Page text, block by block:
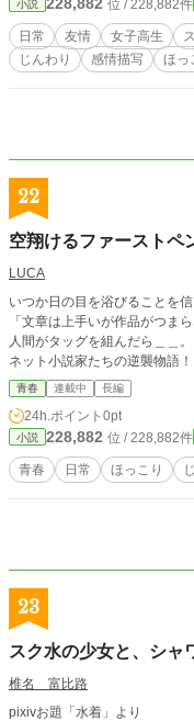
小説 位 / 228,882件
日常 友情 女子高生
じんわり
感情描写 ほっ
22
空翔けるファーストペ
LUCA
いつか日の目を浴びることを信じて＿＿。 ネット上に作
「文章は上手いが作品がつま
人間がタッグを組んだら＿＿。 小説投稿あるあるも織り込んだ、売れない地下
ネット小説家たちの逆襲物語！
青春 連載中 長編
24h.ポイント 0pt
小説 228,882 位 / 228,882件
青春 日常 ほっこり
23
スク水の少女と、シャ
椎名 富比路
pixivお題「水着」より